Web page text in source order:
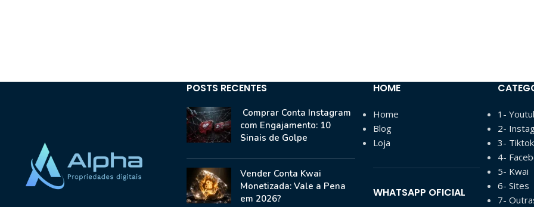
POSTS RECENTES
Comprar Conta Instagram
com Engajamento: 10
Sinais de Golpe
Vender Conta Kwai
Monetizada: Vale a Pena
em 2026?
HOME
Home
Blog
Loja
WHATSAPP OFICIAL
1-
2-
3- Tiktok
4-
5- Kwai
6- Sites
7-